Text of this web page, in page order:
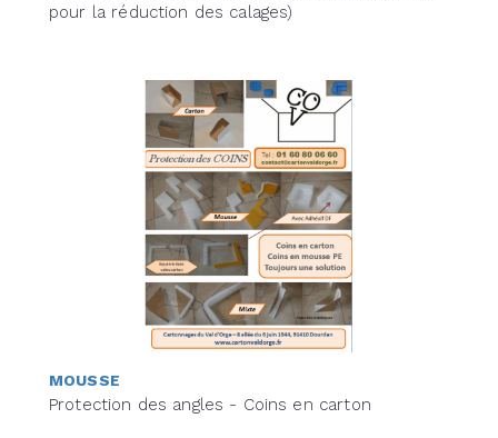
pour la réduction des calages)
MOUSSE
Protection des angles - Coins en carton